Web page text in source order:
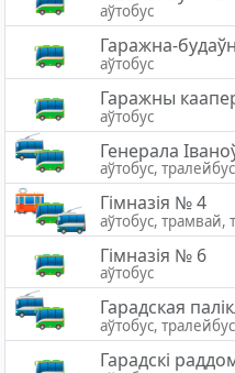
аўтобус
Гаражна-
аўтобус
Гаражны
аўтобус
Генерала
аўтобус, тралейбус
Гімназія № 4
аўтобус, трамвай,
Гімназія № 6
аўтобус
Гарадская
аўтобус, тралейбус
Гарадскі